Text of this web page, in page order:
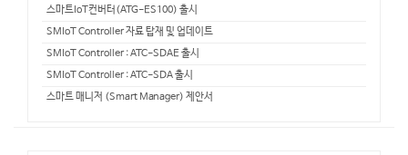
스마트IoT컨버터(ATG-ES100) 출시
SMIoT Controller 자료 탑재 및 업데이트
SMIoT Controller : ATC-SDAE 출시
SMIoT Controller : ATC-SDA 출시
스마트 매니저 (Smart Manager) 제안서